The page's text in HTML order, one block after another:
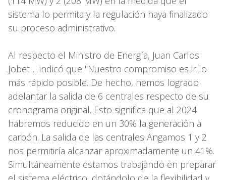
sistema lo permita y la regulación haya finalizado
su proceso administrativo.
Al respecto el Ministro de Energía, Juan Carlos
Jobet , indicó que "Nuestro compromiso es ir lo
más rápido posible. De hecho, hemos logrado
adelantar la salida de 6 centrales respecto de su
cronograma original. Esto significa que al 2024
habremos reducido en un 30% la generación a
carbón. La salida de las centrales Angamos 1 y 2
nos permitiría alcanzar aproximadamente un 41%.
Simultáneamente estamos trabajando en preparar